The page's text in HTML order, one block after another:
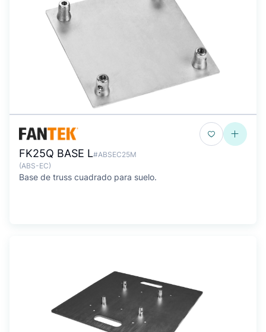
FK25Q BASE L#ABSEC25M
(ABS-EC)
Base de truss cuadrado para suelo.